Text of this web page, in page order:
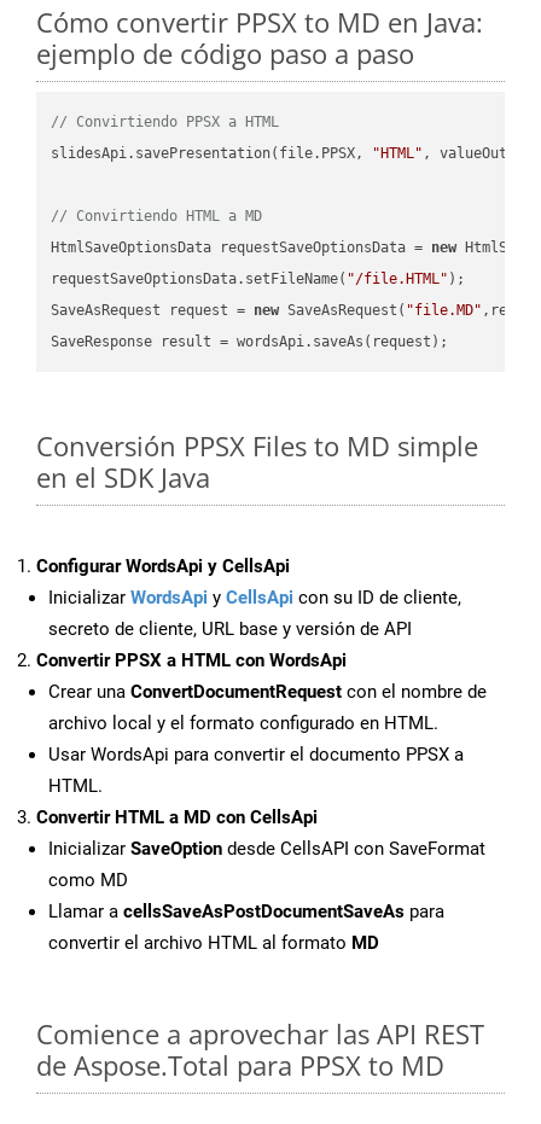
Cómo convertir PPSX to MD en Java:
ejemplo de código paso a paso
// Convirtiendo PPSX a HTML
slidesApi.savePresentation(file.PPSX,
"HTML" ,
// Convirtiendo HTML a MD
HtmlSaveOptionsData requestSaveOptionsData = new
requestSaveOptionsData.setFileName( "/file.HTML" );
SaveAsRequest request = new SaveAsRequest( "file.MD"
Conversión PPSX Files to MD simple
en el SDK Java
Configurar WordsApi y CellsApi
Inicializar WordsApi y CellsApi con su ID de cliente,
secreto de cliente, URL base y versión de API
Convertir PPSX a HTML con WordsApi
Crear una ConvertDocumentRequest con el nombre de
archivo local y el formato configurado en HTML.
Usar WordsApi para convertir el documento PPSX a
HTML.
Convertir HTML a MD con CellsApi
Inicializar SaveOption desde CellsAPI con SaveFormat
como MD
Llamar a cellsSaveAsPostDocumentSaveAs para
convertir el archivo HTML al formato MD
Comience a aprovechar las API REST
de Aspose.Total para PPSX to MD